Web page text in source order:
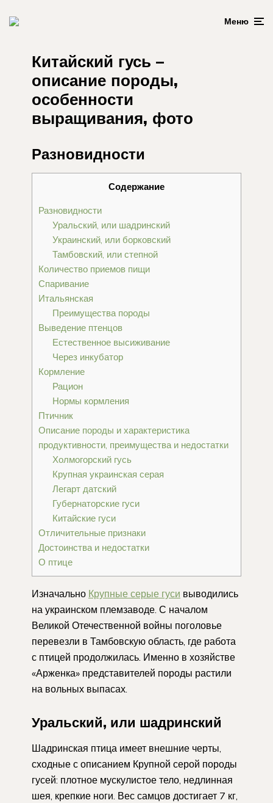
Меню
Китайский гусь –
описание породы,
особенности
выращивания, фото
Разновидности
Содержание
Разновидности
Уральский, или шадринский
Украинский, или борковский
Тамбовский, или степной
Количество приемов пищи
Спаривание
Итальянская
Преимущества породы
Выведение птенцов
Естественное высиживание
Через инкубатор
Кормление
Рацион
Нормы кормления
Птичник
Описание породы и характеристика
продуктивности, преимущества и недостатки
Холмогорский гусь
Крупная украинская серая
Легарт датский
Губернаторские гуси
Китайские гуси
Отличительные признаки
Достоинства и недостатки
О птице
Изначально Крупные серые гуси выводились
на украинском племзаводе. С началом
Великой Отечественной войны поголовье
перевезли в Тамбовскую область, где работа
с птицей продолжилась. Именно в хозяйстве
«Арженка» представителей породы растили
на вольных выпасах.
Уральский, или шадринский
Шадринская птица имеет внешние черты,
сходные с описанием Крупной серой породы
гусей: плотное мускулистое тело, недлинная
шея, крепкие ноги. Вес самцов достигает 7 кг,